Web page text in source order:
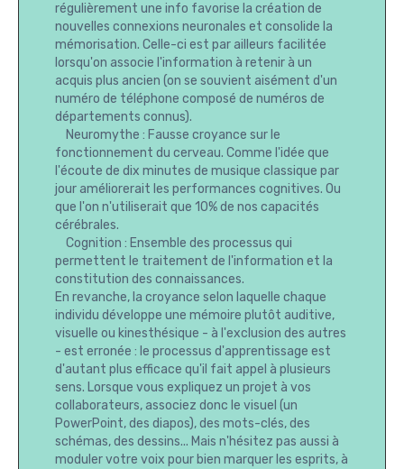
régulièrement une info favorise la création de
nouvelles connexions neuronales et consolide la
mémorisation. Celle-ci est par ailleurs facilitée
lorsqu'on associe l'information à retenir à un
acquis plus ancien (on se souvient aisément d'un
numéro de téléphone composé de numéros de
départements connus).
Neuromythe : Fausse croyance sur le
fonctionnement du cerveau. Comme l'idée que
l'écoute de dix minutes de musique classique par
jour améliorerait les performances cognitives. Ou
que l'on n'utiliserait que 10% de nos capacités
cérébrales.
Cognition : Ensemble des processus qui
permettent le traitement de l'information et la
constitution des connaissances.
En revanche, la croyance selon laquelle chaque
individu développe une mémoire plutôt auditive,
visuelle ou kinesthésique - à l'exclusion des autres
- est erronée : le processus d'apprentissage est
d'autant plus efficace qu'il fait appel à plusieurs
sens. Lorsque vous expliquez un projet à vos
collaborateurs, associez donc le visuel (un
PowerPoint, des diapos), des mots-clés, des
schémas, des dessins... Mais n'hésitez pas aussi à
moduler votre voix pour bien marquer les esprits, à